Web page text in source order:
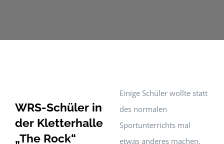
WRS-Schüler in
der Kletterhalle
„The Rock“
Einige Schüler wollte statt
des normalen
Sportunterrichts mal
etwas anderes machen.